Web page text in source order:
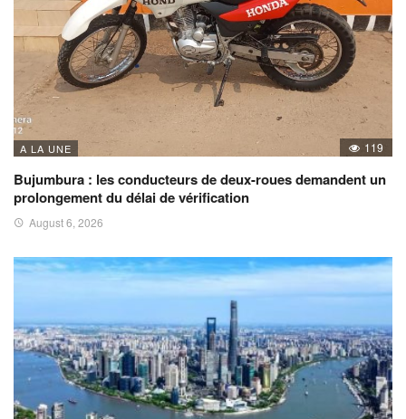
A LA UNE 119
Bujumbura : les conducteurs de deux-roues demandent un
prolongement du délai de vérification
August 6, 2026